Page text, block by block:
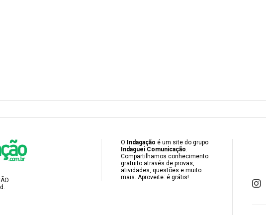
O Indagação é um site do grupo
Indaguei Comunicação.
Compartilhamos conhecimento
gratuito através de provas,
atividades, questões e muito
mais. Aproveite: é grátis!